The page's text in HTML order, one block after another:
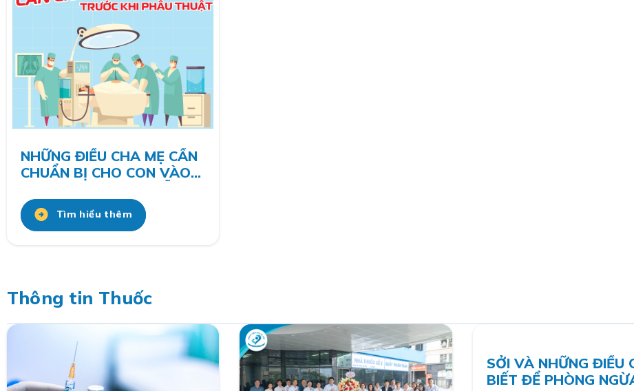
NHỮNG ĐIỀU CHA MẸ CẦN
CHUẨN BỊ CHO CON VÀO
THUẬT
Tìm hiểu thêm
Thông tin Thuốc
SỞI VÀ NHỮNG ĐIỀU
BIẾT ĐỂ PHÒNG